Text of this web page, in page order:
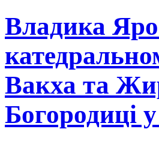
Владика
Вакха та
Богородиці